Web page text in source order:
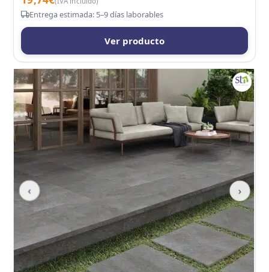
Entrega estimada: 5–9 días laborables
Ver producto
‹ ›